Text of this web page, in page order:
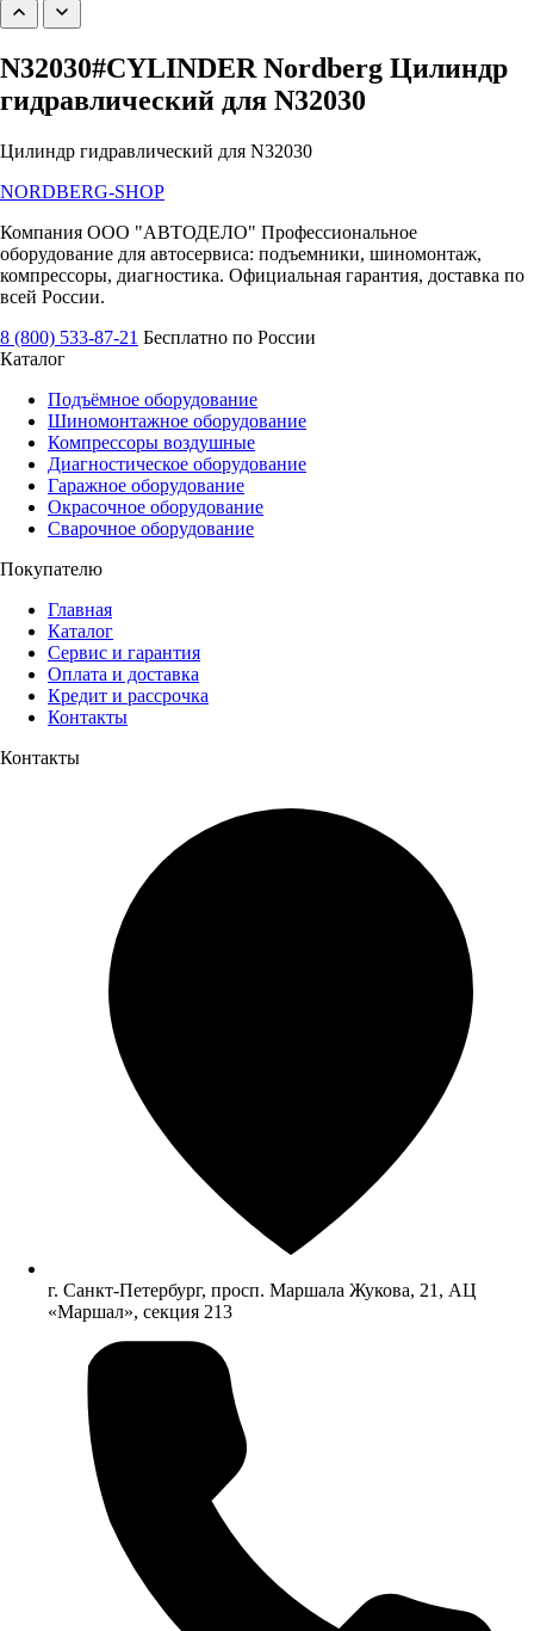
N32030#CYLINDER Nordberg Цилиндр
гидравлический для N32030
Цилиндр гидравлический для N32030
NORDBERG-SHOP
Компания ООО "АВТОДЕЛО" Профессиональное
оборудование для автосервиса: подъемники, шиномонтаж,
компрессоры, диагностика. Официальная гарантия, доставка по
всей России.
8 (800) 533-87-21 Бесплатно по России
Каталог
Подъёмное оборудование
Шиномонтажное оборудование
Компрессоры воздушные
Диагностическое оборудование
Гаражное оборудование
Окрасочное оборудование
Сварочное оборудование
Покупателю
Главная
Каталог
Сервис и гарантия
Оплата и доставка
Кредит и рассрочка
Контакты
Контакты
г. Санкт-Петербург, просп. Маршала Жукова, 21, АЦ
«Маршал», секция 213